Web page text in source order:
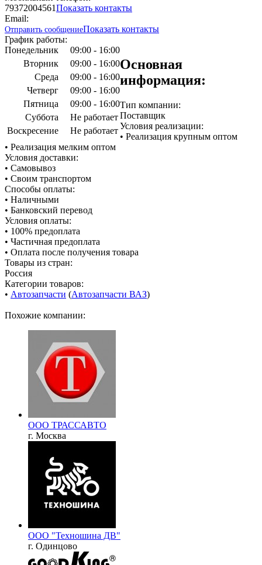
79372004561Показать контакты
Email:
Отправить сообщениеПоказать контакты
График работы:
Понедельник
09:00 - 16:00
Вторник
09:00 - 16:00
Среда
09:00 - 16:00
Четверг
09:00 - 16:00
Пятница
09:00 - 16:00
Суббота
Не работает
Воскресение
Не работает
Основная
информация:
Тип компании:
Поставщик
Условия реализации:
• Реализация крупным оптом
• Реализация мелким оптом
Условия доставки:
• Самовывоз
• Своим транспортом
Способы оплаты:
• Наличными
• Банковский перевод
Условия оплаты:
• 100% предоплата
• Частичная предоплата
• Оплата после получения товара
Товары из стран:
Россия
Категории товаров:
• Автозапчасти (Автозапчасти ВАЗ)
Похожие компании:
ООО ТРАССАВТО
г. Москва
ООО "Техношина ДВ"
г. Одинцово